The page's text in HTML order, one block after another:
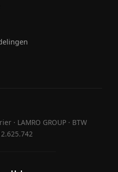
· LAMRO GROUP · BTW